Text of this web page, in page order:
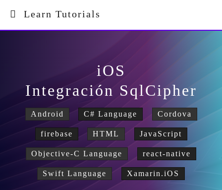
Learn Tutorials
iOS
Integración SqlCipher
Android C# Language Cordova
firebase HTML JavaScript
Objective-C Language react-native
Swift Language Xamarin.iOS